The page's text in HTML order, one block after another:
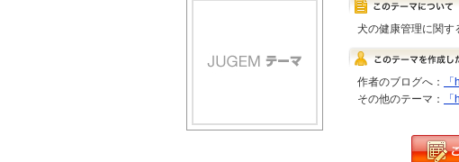
犬の健康管理に関す
作者のブログへ：
その他のテーマ：